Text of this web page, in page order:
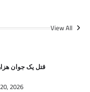
View All
قتل یک جوان
2026